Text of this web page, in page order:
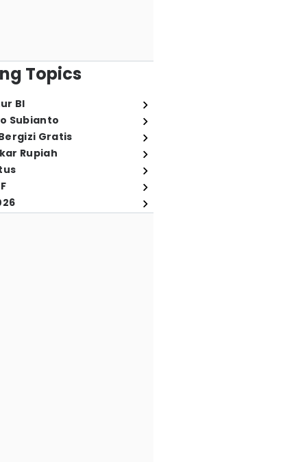
Topics
BI
Subianto
Gratis
Rupiah